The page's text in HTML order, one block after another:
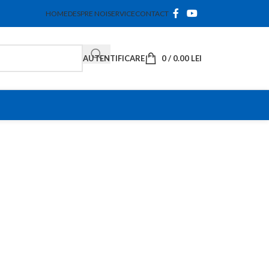
HOMEDESPRE NOISERVICECONTACT
AUTENTIFICARE 0/ 0.00 LEI